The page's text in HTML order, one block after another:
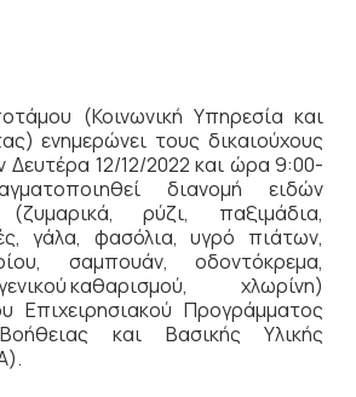
(Κοινωνική Υπηρεσία και
ενημερώνει τους δικαιούχους
Δευτέρα 12/12/2022 και ώρα 9:00-
διανομή ειδών
(ζυμαρικά, ρύζι, παξιμάδια,
γάλα, φασόλια, υγρό πιάτων,
σαμπουάν, οδοντόκρεμα,
γενικού καθαρισμού, χλωρίνη)
Επιχειρησιακού Προγράμματος
Βοήθειας και Βασικής Υλικής